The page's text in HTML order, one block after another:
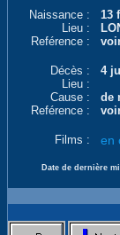
Naissance :
13
Lieu :
Reférence :
Décès :
4
Lieu :
Cause :
de
Reférence :
Films : en
Date de dernière